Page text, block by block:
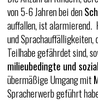
von 5-6 Jahren bei den
auffallen, ist
und
Teilhabe gefährdet sind,
milieubedingte und
übermäßige Umgang mit
Spracherwerb geführt